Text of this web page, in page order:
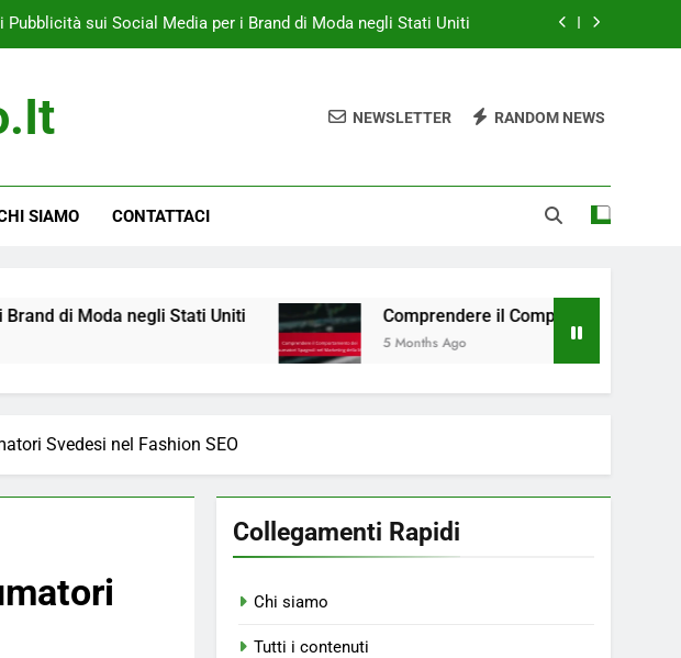
Pubblicità sui Social Media per i Brand di Moda negli Stati Uniti
Strategie di e-commerce per i rivenditori di moda spagnoli
Pubblicità sui Social Media per i Brand di Moda negli Stati Uniti
Strategie di e-commerce per i rivenditori di moda spagnoli
NEWSLETTER RANDOM NEWS
SIAMO CONTATTACI
Stati Uniti Comprendere il Comportamento dei Consumatori
5 Months Ago
Svedesi nel Fashion SEO
Collegamenti Rapidi
Chi siamo
Tutti i contenuti